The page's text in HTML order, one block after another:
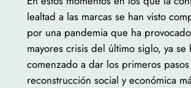
lealtad a las marcas se han visto
por una pandemia que ha
mayores crisis del último siglo, ya se
comenzado a dar los primeros
reconstrucción social y económica